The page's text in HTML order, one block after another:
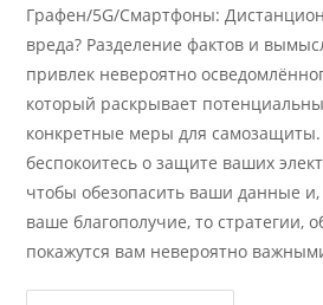
Графен/5G/Смартфоны:
вреда? Разделение фактов и
привлек невероятно
который раскрывает
конкретные меры для
беспокоитесь о защите ваших
чтобы обезопасить ваши данные и,
ваше благополучие, то стратегии,
покажутся вам невероятно